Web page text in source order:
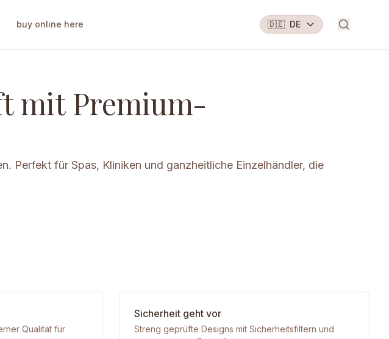
buy online here 🇩🇪 DE
mit Premium-
Perfekt für Spas, Kliniken und ganzheitliche Einzelhändler, die
Qualität für
Sicherheit geht vor
Streng geprüfte Designs mit Sicherheitsfiltern und